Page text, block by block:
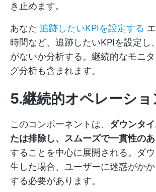
き止めます。
あなた 追跡したいKPIを設定する
時間など、追跡したいKPIを設定し
がないか分析する。継続的なモニ
グ分析も含まれます。
5.継続的オペレーショ
このコンポーネントは、 ダウンタ
たは排除し、スムーズで一貫性の
することを中心に展開される。ダ
生した場合、ユーザーに迷惑がか
する必要があります。